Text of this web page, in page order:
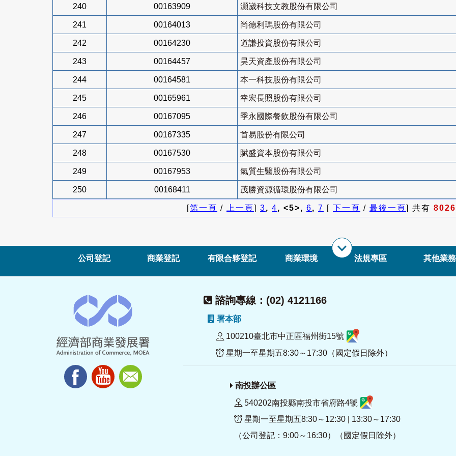
240 00163909 灝崴科技文教股份有限公司
241 00164013 尚德利瑪股份有限公司
242 00164230 道謙投資股份有限公司
243 00164457 昊天資產股份有限公司
244 00164581 本一科技股份有限公司
245 00165961 幸宏長照股份有限公司
246 00167095 季永國際餐飲股份有限公司
247 00167335 首易股份有限公司
248 00167530 賦盛資本股份有限公司
249 00167953 氣質生醫股份有限公司
250 00168411 茂勝資源循環股份有限公司
[第一頁 / 上一頁] 3, 4, <5>, 6, 7 [ 下一頁 / 最後一頁] 共有 8026
公司登記 商業登記 有限合夥登記 商業環境 法規專區 其他業務
諮詢專線：(02) 4121166
署本部
100210臺北市中正區福州街15號
星期一至星期五8:30～17:30（國定假日除外）
南投辦公區
540202南投縣南投市省府路4號
星期一至星期五8:30～12:30 | 13:30～17:30
（公司登記：9:00～16:30）（國定假日除外）